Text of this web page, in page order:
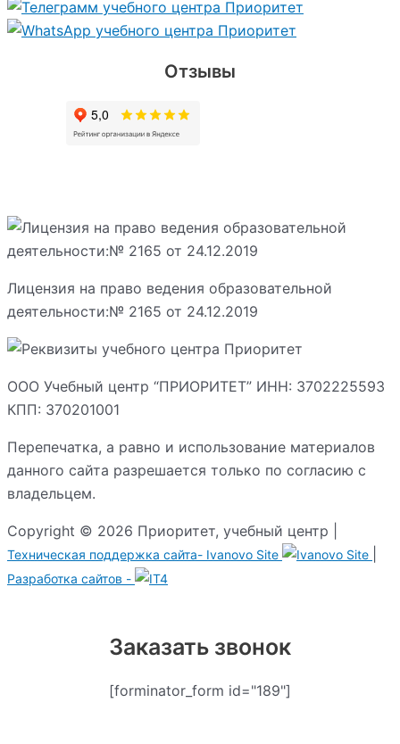
Отзывы
Лицензия на право ведения образовательной
деятельности:№ 2165 от 24.12.2019
ООО Учебный центр “ПРИОРИТЕТ” ИНН: 3702225593
КПП: 370201001
Перепечатка, а равно и использование материалов
данного сайта разрешается только по согласию с
владельцем.
Copyright © 2026 Приоритет, учебный центр |
Техническая поддержка сайта- Ivanovo Site
Разработка сайтов -
Заказать звонок
[forminator_form id="189"]